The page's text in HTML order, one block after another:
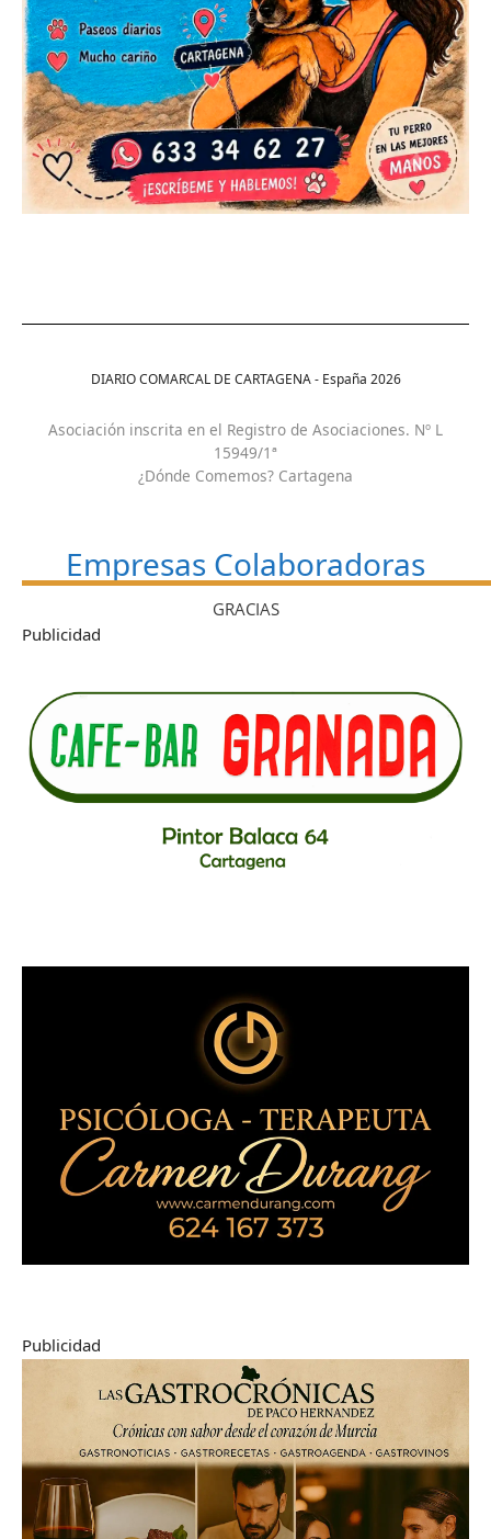
DIARIO COMARCAL DE CARTAGENA - España 2026
Asociación inscrita en el Registro de Asociaciones. Nº L
15949/1ª
¿Dónde Comemos? Cartagena
Empresas Colaboradoras
GRACIAS
Publicidad
Publicidad